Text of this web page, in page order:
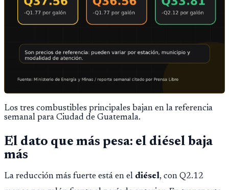
Los tres combustibles principales bajan en la referencia
semanal para Ciudad de Guatemala.
El dato que más pesa: el diésel baja
más
La reducción más fuerte está en el diésel, con Q2.12